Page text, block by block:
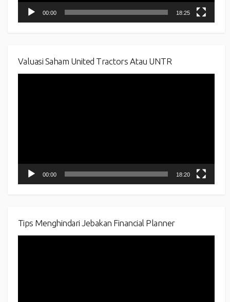
00:00 18:25
Valuasi Saham United Tractors Atau UNTR
00:00 18:20
Tips Menghindari Jebakan Financial Planner